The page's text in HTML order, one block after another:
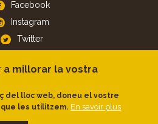
Facebook
Instagram
Twitter
APP
iOS
Android
a millorar la vostra
del lloc web, doneu el vostre
les utilitzem. En savoir plus